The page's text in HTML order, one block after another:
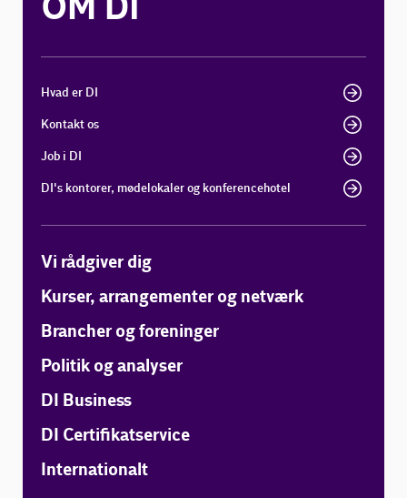
Hvad er DI
Kontakt os
Job i DI
DI's kontorer, mødelokaler og konferencehotel
Vi rådgiver dig
Kurser, arrangementer og netværk
Brancher og foreninger
Politik og analyser
DI Business
DI Certifikatservice
Internationalt